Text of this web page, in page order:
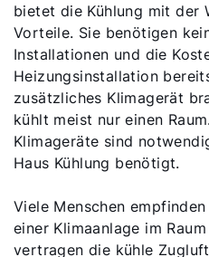
bietet die Kühlung mit der
Vorteile. Sie benötigen
Installationen und die
Heizungsinstallation
zusätzliches Klimagerät
kühlt meist nur einen
Klimageräte sind
Haus Kühlung benötigt.
Viele Menschen
einer Klimaanlage im
vertragen die kühle